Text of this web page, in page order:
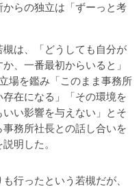
らの独立は「ずーっと考
は、「どうしても自分が
、一番最初からいると」
場を鑑み「このまま事務所
在になる」「その環境を
い影響を与えない」とそ
務所社長との話し合いを
明した。
行ったという若槻だが、